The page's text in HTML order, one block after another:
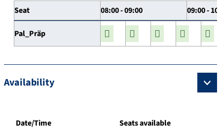
Seat 08:00 - 09:00 09:00 -
Pal_Präp
Availability
Date/Time Seats available